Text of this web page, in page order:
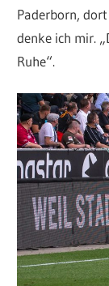
Paderborn,
denke ich mir.
Ruhe“.